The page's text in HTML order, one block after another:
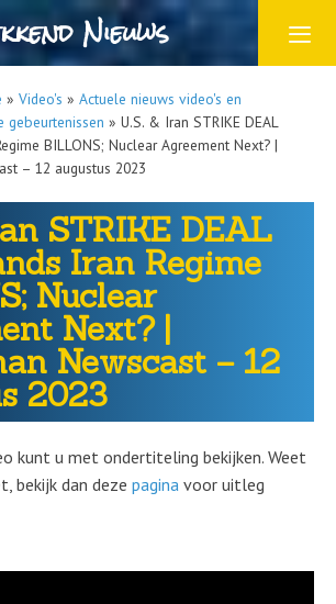
Nieuws
» Video's » Actuele nieuws video's en
gebeurtenissen » U.S. & Iran STRIKE DEAL
BILLONS; Nuclear Agreement Next? |
– 12 augustus 2023
STRIKE DEAL
Iran Regime
Nuclear
Next? |
Newscast – 12
2023
kunt u met ondertiteling bekijken. Weet
bekijk dan deze pagina voor uitleg